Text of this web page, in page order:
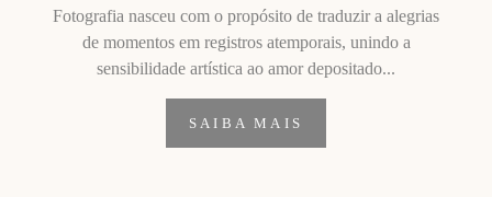
Fotografia nasceu com o propósito de traduzir a alegrias
de momentos em registros atemporais, unindo a
sensibilidade artística ao amor depositado...
SAIBA MAIS